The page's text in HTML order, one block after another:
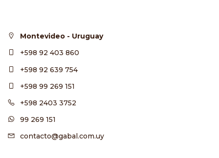
Montevideo - Uruguay
+598 92 403 860
+598 92 639 754
+598 99 269 151
+598 2403 3752
99 269 151
contacto@gabal.com.uy